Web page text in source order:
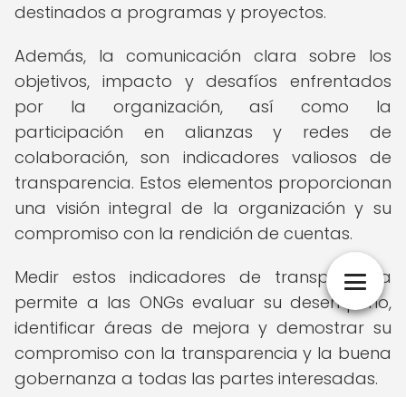
destinados a programas y proyectos.
Además, la comunicación clara sobre los
objetivos, impacto y desafíos enfrentados
por la organización, así como la
participación en alianzas y redes de
colaboración, son indicadores valiosos de
transparencia. Estos elementos proporcionan
una visión integral de la organización y su
compromiso con la rendición de cuentas.
Medir estos indicadores de transparencia
permite a las ONGs evaluar su desempeño,
identificar áreas de mejora y demostrar su
compromiso con la transparencia y la buena
gobernanza a todas las partes interesadas.